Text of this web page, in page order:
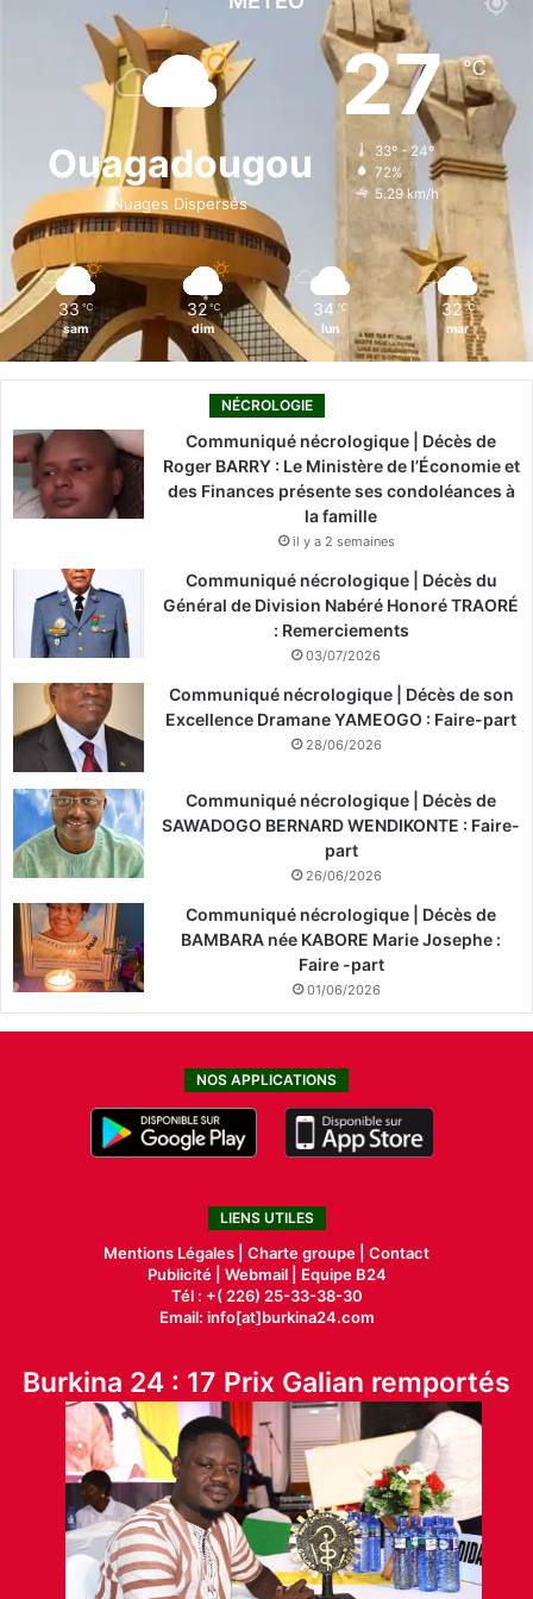
e
b
o
k
i
n
t
a
g
r
T
o
k
Ouagadougou
Nuages Dispersés
27℃
33º - 24º
72%
5.29 km/h
33 ℃
sam
32 ℃
dim
34 ℃
lun
32 ℃
mar
NÉCROLOGIE
Communiqué nécrologique | Décès de
Roger BARRY : Le Ministère de l’Économie et
des Finances présente ses condoléances à
la famille
il y a 2 semaines
Communiqué nécrologique | Décès du
Général de Division Nabéré Honoré TRAORÉ
: Remerciements
03/07/2026
Communiqué nécrologique | Décès de son
Excellence Dramane YAMEOGO : Faire-part
28/06/2026
Communiqué nécrologique | Décès de
SAWADOGO BERNARD WENDIKONTE : Faire-
part
26/06/2026
Communiqué nécrologique | Décès de
BAMBARA née KABORE Marie Josephe :
Faire -part
01/06/2026
NOS APPLICATIONS
LIENS UTILES
Mentions Légales | Charte groupe | Contact
Publicité| Webmail |
Equipe B24
Tél : +( 226) 25-33-38-30
Email: info[at]burkina24.com
Burkina 24 : 17 Prix Galian remportés